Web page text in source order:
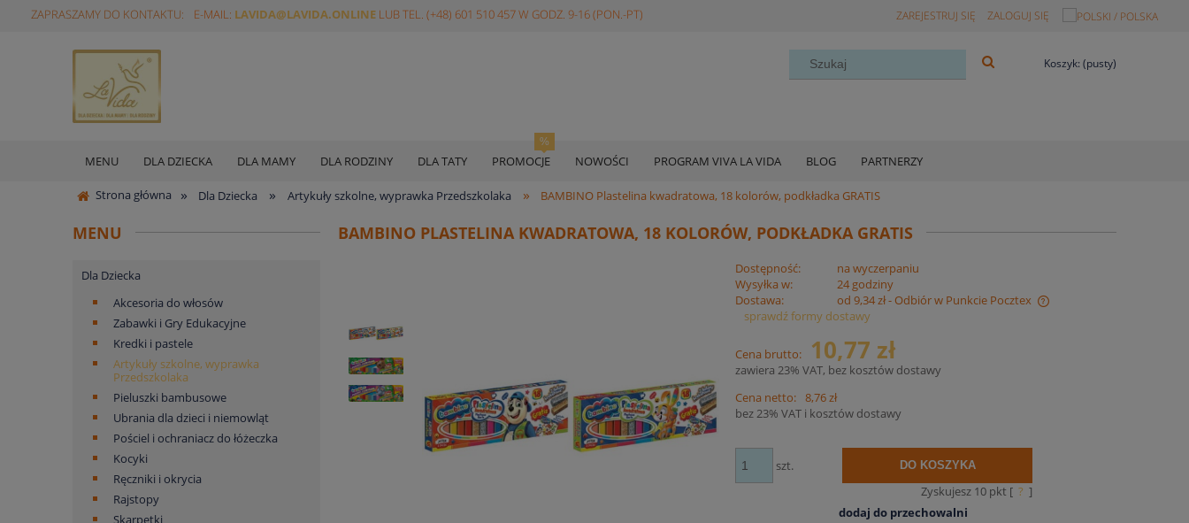
ZAPRASZAMY DO KONTAKTU: E-MAIL: LAVIDA@LAVIDA.ONLINE LUB TEL. (+48) 601 510 457 W GODZ. 9-16 (PON.-PT) ZAREJESTRUJ SIĘ ZALOGUJ SIĘ
Koszyk: (pusty)
MENU DLA DZIECKA DLA MAMY DLA RODZINY DLA TATY PROMOCJE NOWOŚCI PROGRAM VIVA LA VIDA BLOG PARTNERZY
Strona główna » Dla Dziecka » Artykuły szkolne, wyprawka Przedszkolaka » BAMBINO Plastelina kwadratowa, 18 kolorów, podkładka GRATIS
MENU
Dla Dziecka
Akcesoria do włosów
Zabawki i Gry Edukacyjne
Kredki i pastele
Artykuły szkolne, wyprawka
Przedszkolaka
Pieluszki bambusowe
Ubrania dla dzieci i niemowląt
Pościel i ochraniacz do łóżeczka
Kocyki
Ręczniki i okrycia
Rajstopy
Skarpetki
BAMBINO PLASTELINA KWADRATOWA, 18 KOLORÓW, PODKŁADKA GRATIS
Dostępność:
na wyczerpaniu
Wysyłka w:
24 godziny
Dostawa:
od 9,34 zł- Odbiór w Punkcie Pocztex
Cena nie zawiera ewentualnych kosztów
płatności
sprawdź formy dostawy
Cena brutto: 10,77 zł
zawiera 23% VAT, bez kosztów dostawy
Cena netto: 8,76 zł
bez 23% VAT i kosztów dostawy
szt. DO KOSZYKA
Zyskujesz 10 pkt [ ? ]
dodaj do przechowalni